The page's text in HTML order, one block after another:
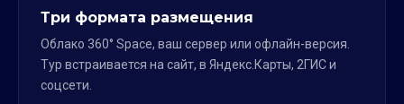
Три формата размещения
Облако 360° Space, ваш сервер или офлайн-версия.
Тур встраивается на сайт, в Яндекс.Карты, 2ГИС и
соцсети.